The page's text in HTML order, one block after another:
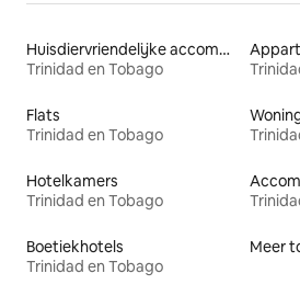
Huisdiervriendelijke accommodaties
Trinidad en Tobago
Flats
Trinidad en Tobago
Hotelkamers
Trinidad en Tobago
Boetiekhotels
Trinidad en Tobago
Meer